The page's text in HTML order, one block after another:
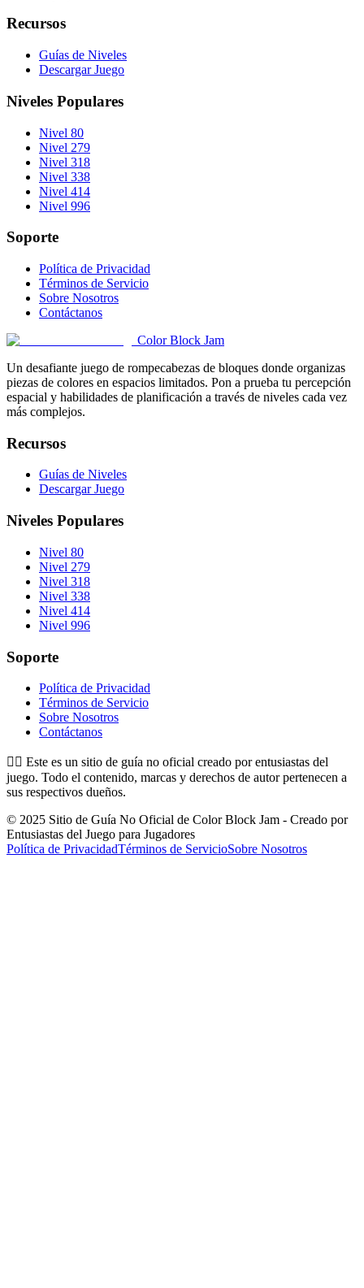
Recursos
Guías de Niveles
Descargar Juego
Niveles Populares
Nivel 80
Nivel 279
Nivel 318
Nivel 338
Nivel 414
Nivel 996
Soporte
Política de Privacidad
Términos de Servicio
Sobre Nosotros
Contáctanos
Color Block Jam
Un desafiante juego de rompecabezas de bloques donde organizas
piezas de colores en espacios limitados. Pon a prueba tu percepción
espacial y habilidades de planificación a través de niveles cada vez
más complejos.
Recursos
Guías de Niveles
Descargar Juego
Niveles Populares
Nivel 80
Nivel 279
Nivel 318
Nivel 338
Nivel 414
Nivel 996
Soporte
Política de Privacidad
Términos de Servicio
Sobre Nosotros
Contáctanos
👉🏻 Este es un sitio de guía no oficial creado por entusiastas del
juego. Todo el contenido, marcas y derechos de autor pertenecen a
sus respectivos dueños.
© 2025 Sitio de Guía No Oficial de Color Block Jam - Creado por
Entusiastas del Juego para Jugadores
Política de PrivacidadTérminos de ServicioSobre Nosotros